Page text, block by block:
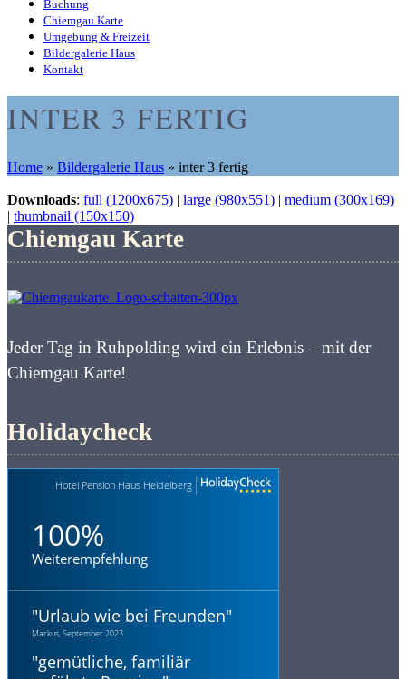
Buchung
Chiemgau Karte
Umgebung & Freizeit
Bildergalerie Haus
Kontakt
INTER 3 FERTIG
Home » Bildergalerie Haus » inter 3 fertig
Downloads: full (1200x675) | large (980x551) | medium (300x169)
| thumbnail (150x150)
Chiemgau Karte
Jeder Tag in Ruhpolding wird ein Erlebnis – mit der
Chiemgau Karte!
Holidaycheck
Hotel Pension Haus Heidelberg
100%
Weiterempfehlung
"Urlaub wie bei Freunden"
Markus, September 2023
"gemütliche, familiär